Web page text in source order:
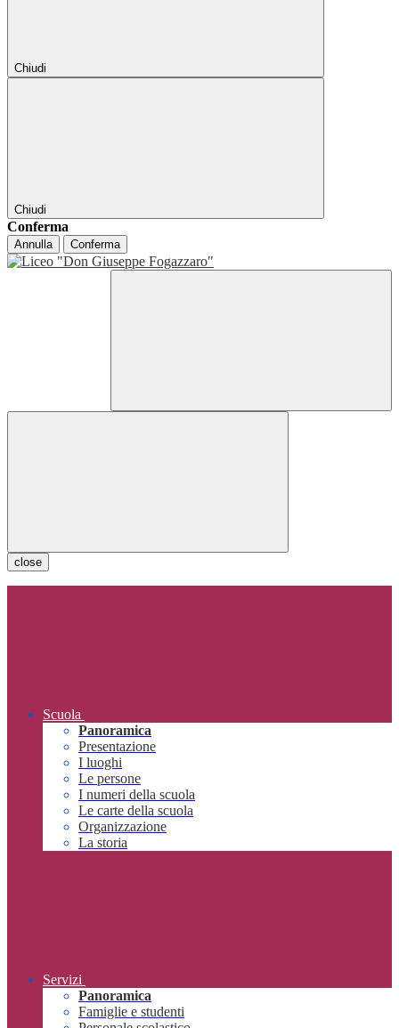
Chiudi
Chiudi
Conferma
Annulla Conferma
close
Scuola
Panoramica
Presentazione
I luoghi
Le persone
I numeri della scuola
Le carte della scuola
Organizzazione
La storia
Servizi
Panoramica
Famiglie e studenti